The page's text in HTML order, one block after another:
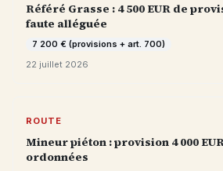
Référé Grasse : 4 500 EUR de
faute alléguée
7 200 € (provisions + art. 700)
22 juillet 2026
ROUTE
Mineur piéton : provision 4 000
ordonnées